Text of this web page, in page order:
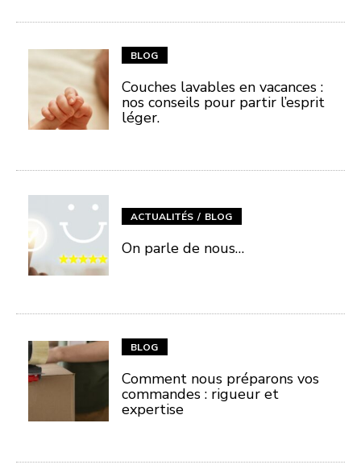
BLOG
Couches lavables en vacances :
nos conseils pour partir l’esprit
léger.
ACTUALITÉS BLOG
On parle de nous…
BLOG
Comment nous préparons vos
commandes : rigueur et
expertise